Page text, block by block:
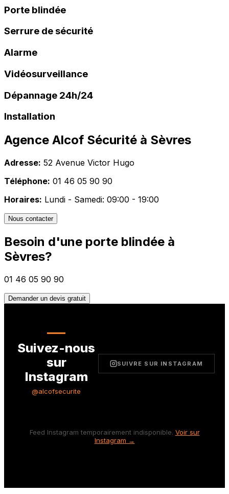
Porte blindée
Serrure de sécurité
Alarme
Vidéosurveillance
Dépannage 24h/24
Installation
Agence Alcof Sécurité à Sèvres
Adresse: 52 Avenue Victor Hugo
Téléphone: 01 46 05 90 90
Horaires: Lundi - Samedi: 09:00 - 19:00
Nous contacter
Besoin d'une porte blindée à
Sèvres?
01 46 05 90 90
Demander un devis gratuit
Suivez-nous
sur
Instagram
@alcofsecurite
SUIVRE SUR INSTAGRAM
Feed Instagram temporairement indisponible. Voir sur
Instagram →